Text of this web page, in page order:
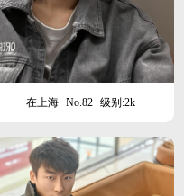
在上海 No.82 级别:2k